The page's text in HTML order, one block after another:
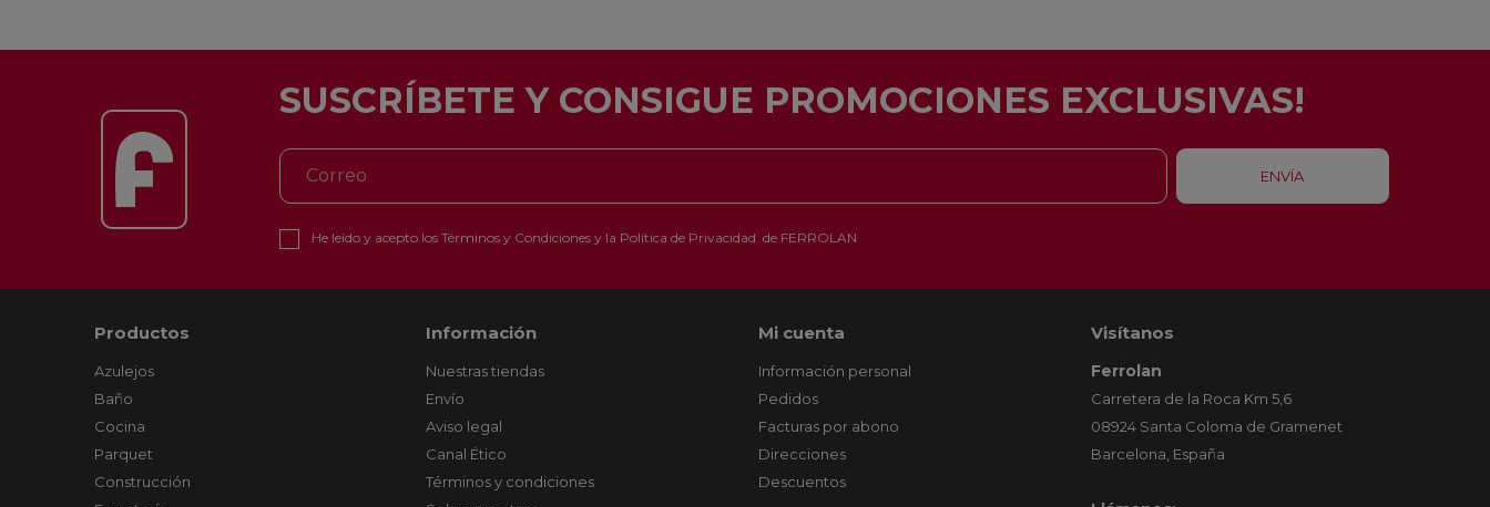
SUSCRÍBETE Y CONSIGUE PROMOCIONES EXCLUSIVAS!
He leído y acepto los Términos y Condicionesy la Política de Privacidad de FERROLAN
Productos
Azulejos
Baño
Cocina
Parquet
Construcción
Información
Nuestras tiendas
Envío
Aviso legal
Canal Ético
Términos y condiciones
Mi cuenta
Información personal
Pedidos
Facturas por abono
Direcciones
Descuentos
Visítanos
Ferrolan
Carretera de la Roca Km 5,6
08924 Santa Coloma de Gramenet
Barcelona, España